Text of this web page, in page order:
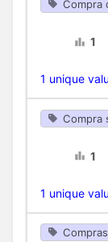
Compra
1
1 unique
Compra
1
1 unique